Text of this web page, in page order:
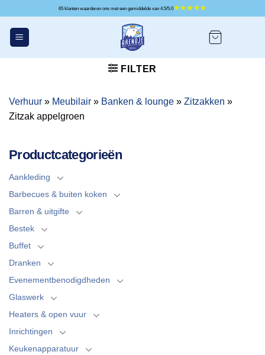
inhoud
65 klanten waarderen ons met een gemiddelde van 4.5/5.0
FILTER
Verhuur » Meubilair » Banken & lounge » Zitzakken »
Zitzak appelgroen
Productcategorieën
Aankleding
Barbecues & buiten koken
Barren & uitgifte
Bestek
Buffet
Dranken
Evenementbenodigdheden
Glaswerk
Heaters & open vuur
Inrichtingen
Keukenapparatuur